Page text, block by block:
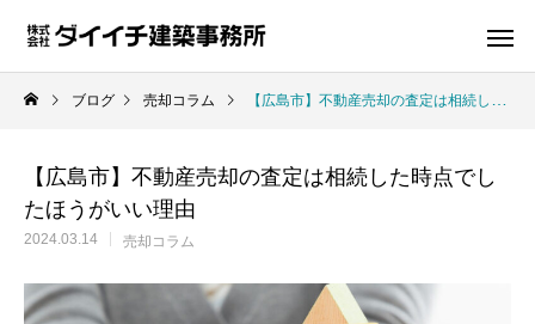
ブログ 売却コラム 【広島市】不動産売却の査定は相続した時点でしたほうがいい理由
【広島市】不動産売却の査定は相続した時点でし
たほうがいい理由
2024.03.14 売却コラム